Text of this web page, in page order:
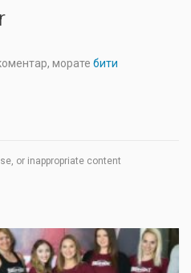
морате бити
or inappropriate content